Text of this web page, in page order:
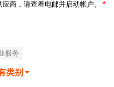
商，请查看电邮并启动帐户。
服务
类别